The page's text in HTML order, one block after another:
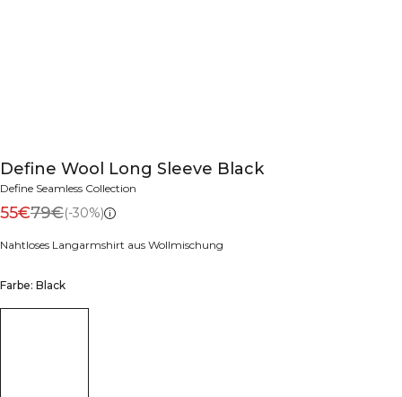
Define Wool Long Sleeve Black
Define Seamless Collection
55€79€(-30%)
Nahtloses Langarmshirt aus Wollmischung
Farbe: Black